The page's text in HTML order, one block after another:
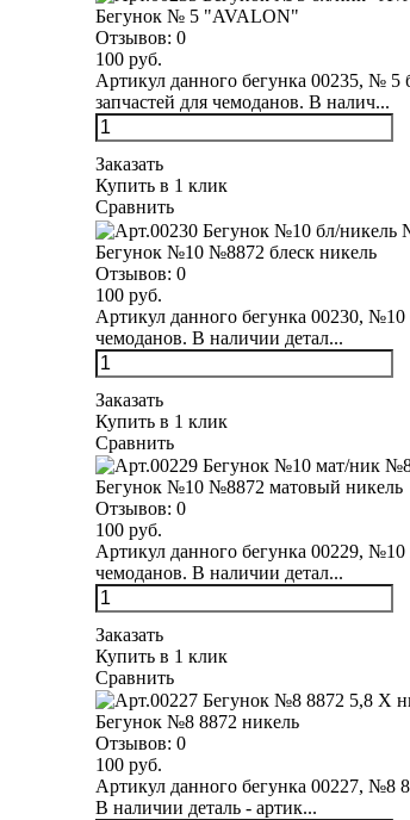
Бегунок № 5 "AVALON"
Отзывов: 0
100 руб.
Артикул данного бегунка 00235, №
запчастей для чемоданов. В налич...
Заказать
Купить в 1 клик
Сравнить
Бегунок №10 №8872 блеск никель
Отзывов: 0
100 руб.
Артикул данного бегунка 00230,
чемоданов. В наличии детал...
Заказать
Купить в 1 клик
Сравнить
Бегунок №10 №8872 матовый никель
Отзывов: 0
100 руб.
Артикул данного бегунка 00229,
чемоданов. В наличии детал...
Заказать
Купить в 1 клик
Сравнить
Бегунок №8 8872 никель
Отзывов: 0
100 руб.
Артикул данного бегунка 00227, №8
В наличии деталь - артик...